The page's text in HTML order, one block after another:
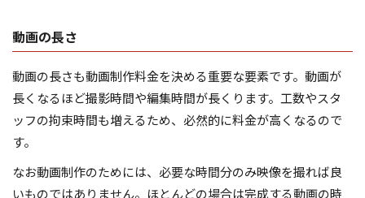
動画の長さ
動画の長さも動画制作料金を決める重要な要素です。動画が
長くなるほど撮影時間や編集時間が長くります。工数やスタ
ッフの拘束時間も増えるため、必然的に料金が高くなるので
す。
なお動画制作のためには、必要な時間分のみ映像を撮れば良
いものではありません。ほとんどの場合は完成する動画の時